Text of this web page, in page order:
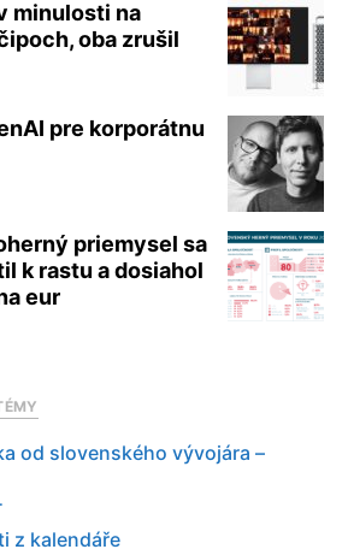
minulosti na
oba zrušil
pre korporátnu
priemysel sa
k rastu a dosiahol
eur
od slovenského vývojára –
z kalendáře